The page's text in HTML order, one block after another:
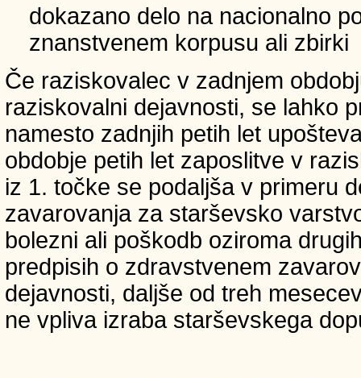
dokazano delo na nacionalno
znanstvenem korpusu ali zbirki
Če raziskovalec v zadnjem
raziskovalni dejavnosti, se lahko
namesto zadnjih petih let
obdobje petih let zaposlitve v
iz 1. točke se podaljša v primeru
zavarovanja za starševsko
bolezni ali poškodb oziroma
predpisih o zdravstvenem
dejavnosti, daljše od treh
ne vpliva izraba starševskega